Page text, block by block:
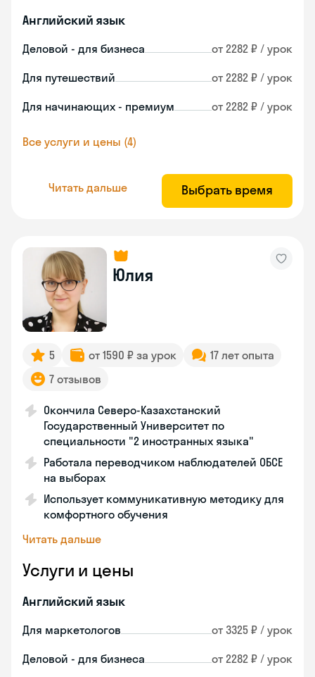
Английский язык
Деловой - для бизнеса от 2282 ₽ / урок
Для путешествий от 2282 ₽ / урок
Для начинающих - премиум от 2282 ₽ / урок
Все услуги и цены (4)
Читать дальше Выбрать время
Юлия
5 от 1590 ₽ за урок
17 лет опыта
7 отзывов
Окончила Северо-Казахстанский
Государственный Университет по
специальности "2 иностранных языка"
Работала переводчиком наблюдателей ОБСЕ
на выборах
Использует коммуникативную методику для
комфортного обучения
Читать дальше
Услуги и цены
Английский язык
Для маркетологов от 3325 ₽ / урок
Деловой - для бизнеса от 2282 ₽ / урок